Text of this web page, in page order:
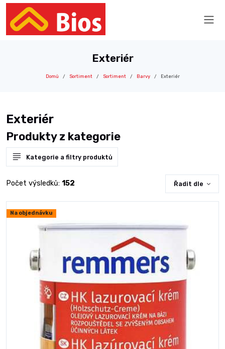
Exteriér
Domů Sortiment Sortiment Barvy Exteriér
Exteriér
Produkty z kategorie
Kategorie a filtry produktů
Počet výsledků: 152 Řadit dle
Na objednávku